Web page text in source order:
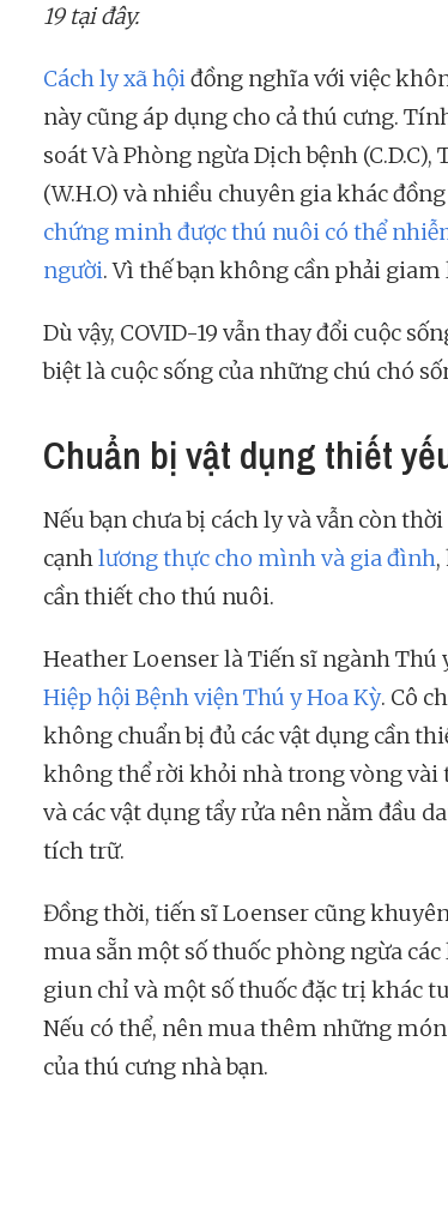
19 tại đây.
Cách ly xã hộiđồng nghĩa với việc
này cũng áp dụng cho cả thú cưng.
soát Và Phòng ngừa Dịch bệnh (C.D.C),
(W.H.O) và nhiều chuyên gia khác
chứng minh được thú nuôi có thể
người. Vì thế bạn không cần phải
Dù vậy, COVID-19 vẫn thay đổi cuộc
biệt là cuộc sống của những chú chó
Chuẩn bị vật dụng thiết
Nếu bạn chưa bị cách ly và vẫn còn
cạnhlương thực cho mình và gia đình
cần thiết cho thú nuôi.
Heather Loenser là Tiến sĩ ngành Thú
Hiệp hội Bệnh viện Thú y Hoa Kỳ. Cô
không chuẩn bị đủ các vật dụng cần
không thể rời khỏi nhà trong vòng vài
và các vật dụng tẩy rửa nên nằm đầu
tích trữ.
Đồng thời, tiến sĩ Loenser cũng
mua sẵn một số thuốc phòng ngừa các
giun chỉ và một số thuốc đặc trị khác
Nếu có thể, nên mua thêm những
của thú cưng nhà bạn.